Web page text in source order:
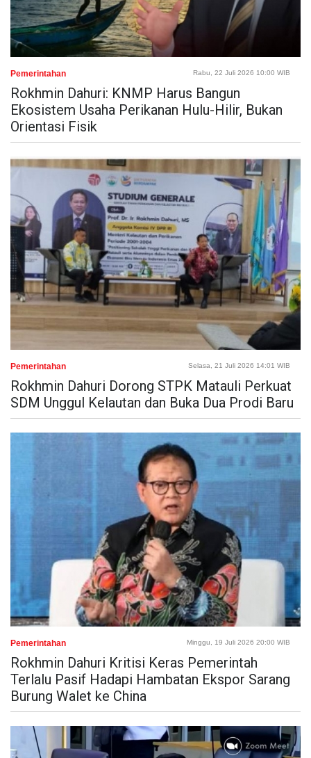
Pemerintahan Rabu, 22 Juli 2026 10:00 WIB
Rokhmin Dahuri: KNMP Harus Bangun
Ekosistem Usaha Perikanan Hulu-Hilir, Bukan
Orientasi Fisik
Pemerintahan Selasa, 21 Juli 2026 14:01 WIB
Rokhmin Dahuri Dorong STPK Matauli Perkuat
SDM Unggul Kelautan dan Buka Dua Prodi Baru
Pemerintahan Minggu, 19 Juli 2026 20:00 WIB
Rokhmin Dahuri Kritisi Keras Pemerintah
Terlalu Pasif Hadapi Hambatan Ekspor Sarang
Burung Walet ke China